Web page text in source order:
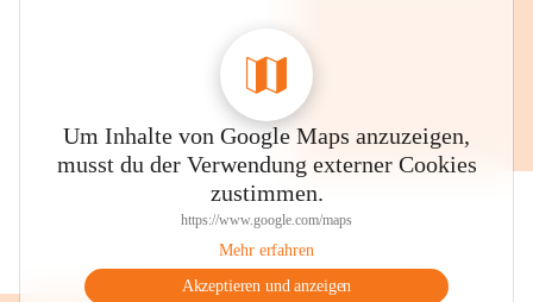
Um Inhalte von Google Maps anzuzeigen,
musst du der Verwendung externer Cookies
zustimmen.
https://www.google.com/maps
Mehr erfahren
Akzeptieren und anzeigen